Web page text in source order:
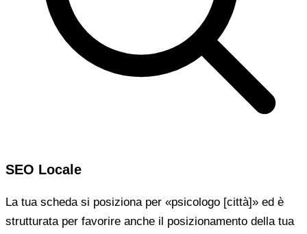
SEO Locale
La tua scheda si posiziona per «psicologo [città]» ed è
strutturata per favorire anche il posizionamento della tua